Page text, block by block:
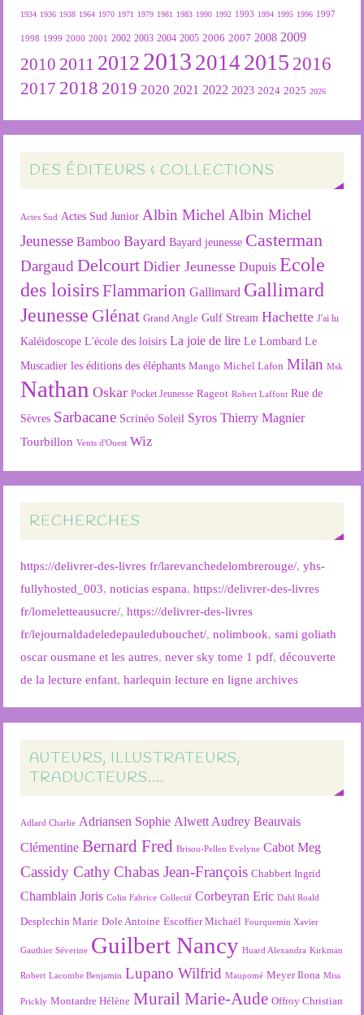
1934 1936 1938 1964 1970 1971 1979 1981 1983 1990 1992 1993 1994 1995 1996 1997
1998 1999 2000 2001 2002 2003 2004 2005 2006 2007 2008 2009
2010 2011 2012 2013 2014 2015 2016
2017 2018 2019 2020 2021 2022 2023 2024 2025 2026
DES ÉDITEURS & COLLECTIONS
Actes Sud Actes Sud Junior Albin Michel Albin Michel
Jeunesse Bamboo Bayard Bayard jeunesse Casterman
Dargaud Delcourt Didier Jeunesse Dupuis Ecole
des loisirsFlammarion Gallimard Gallimard
Jeunesse Glénat Grand Angle Gulf Stream Hachette J'ai lu
Kaléidoscope L'école des loisirs La joie de lire Le Lombard Le
Muscadier les éditions des éléphants Mango Michel Lafon Milan Msk
Nathan Oskar Pocket Jeunesse Rageot Robert Laffont Rue de
Sèvres Sarbacane Scrinéo Soleil Syros Thierry Magnier
Tourbillon Vents d'Ouest Wiz
RECHERCHES
https://delivrer-des-livres fr/larevanchedelombrerouge/,yhs-
fullyhosted_003,noticias espana,https://delivrer-des-livres
fr/lomeletteausucre/,https://delivrer-des-livres
fr/lejournaldadeledepauledubouchet/,nolimbook,sami goliath
oscar ousmane et les autres,never sky tome 1 pdf,découverte
de la lecture enfant,harlequin lecture en ligne archives
AUTEURS, ILLUSTRATEURS,
TRADUCTEURS….
Adlard Charlie Adriansen Sophie Alwett Audrey Beauvais
Clémentine Bernard Fred Brisou-Pellen Evelyne Cabot Meg
Cassidy Cathy Chabas Jean-François Chabbert Ingrid
Chamblain Joris Colin Fabrice Collectif Corbeyran Eric Dahl Roald
Desplechin Marie Dole Antoine Escoffier Michaël Fourquemin Xavier
Gauthier Séverine Guilbert Nancy Huard Alexandra Kirkman
Robert Lacombe Benjamin Lupano Wilfrid Maupomé Meyer Ilona Miss
Prickly Montardre Hélène Murail Marie-Aude Offroy Christian